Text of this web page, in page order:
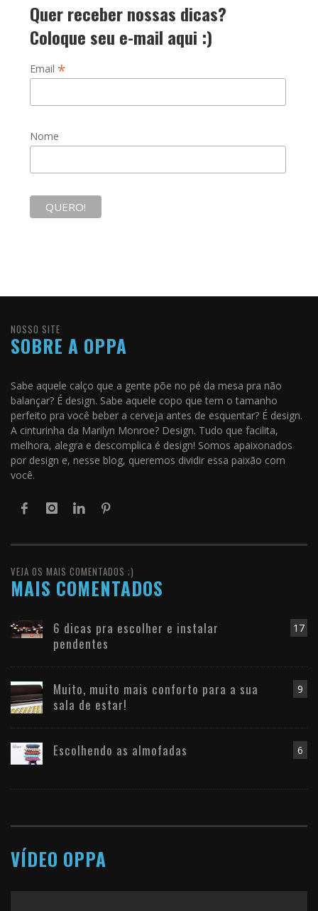
Quer receber nossas dicas?
Coloque seu e-mail aqui :)
Email *
Nome
NOSSO SITE
SOBRE A OPPA
Sabe aquele calço que a gente põe no pé da mesa pra não
balançar? É design. Sabe aquele copo que tem o tamanho
perfeito pra você beber a cerveja antes de esquentar? É design.
A cinturinha da Marilyn Monroe? Design. Tudo que facilita,
melhora, alegra e descomplica é design! Somos apaixonados
por design e, nesse blog, queremos dividir essa paixão com
você.
VEJA OS MAIS COMENTADOS ;)
MAIS COMENTADOS
17
6 dicas pra escolher e instalar
pendentes
9
Muito, muito mais conforto para a sua
sala de estar!
6
Escolhendo as almofadas
VÍDEO OPPA